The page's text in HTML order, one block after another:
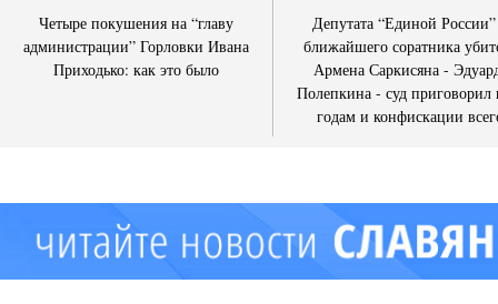
Четыре покушения на “главу
администрации” Горловки Ивана
Приходько: как это было
Депутата “Единой
ближайшего соратника
Армена Саркисяна -
Полепкина - суд приговорил
годам и конфискации